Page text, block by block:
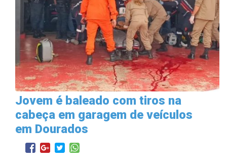
Jovem é baleado com tiros na
cabeça em garagem de veículos
em Dourados